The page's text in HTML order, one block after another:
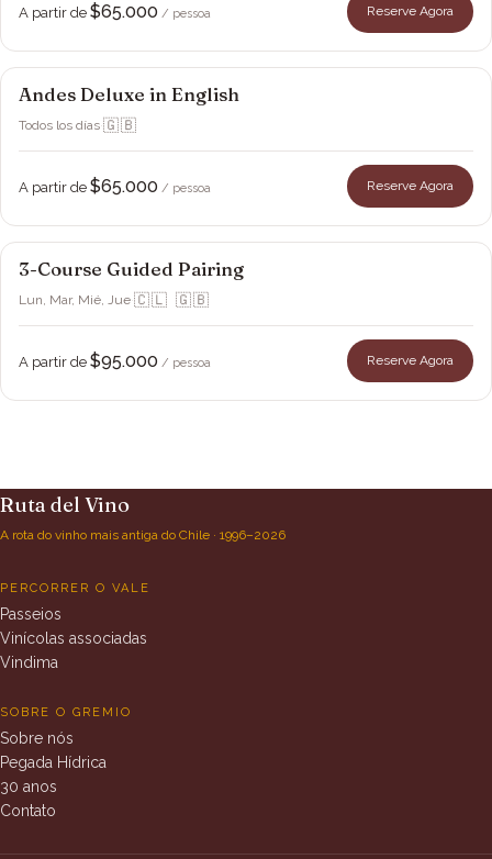
A partir de $65.000 / pessoa Reserve Agora
Viña Montes
Andes Deluxe in English
Todos los días·🇬🇧
A partir de $65.000 / pessoa Reserve Agora
Viña Montes
3-Course Guided Pairing
Lun, Mar, Mié, Jue·🇨🇱 🇬🇧
A partir de $95.000 / pessoa Reserve Agora
Ruta del Vino
A rota do vinho mais antiga do Chile · 1996–2026
PERCORRER O VALE
Passeios
Vinícolas associadas
Vindima
SOBRE O GREMIO
Sobre nós
Pegada Hídrica
30 anos
Contato